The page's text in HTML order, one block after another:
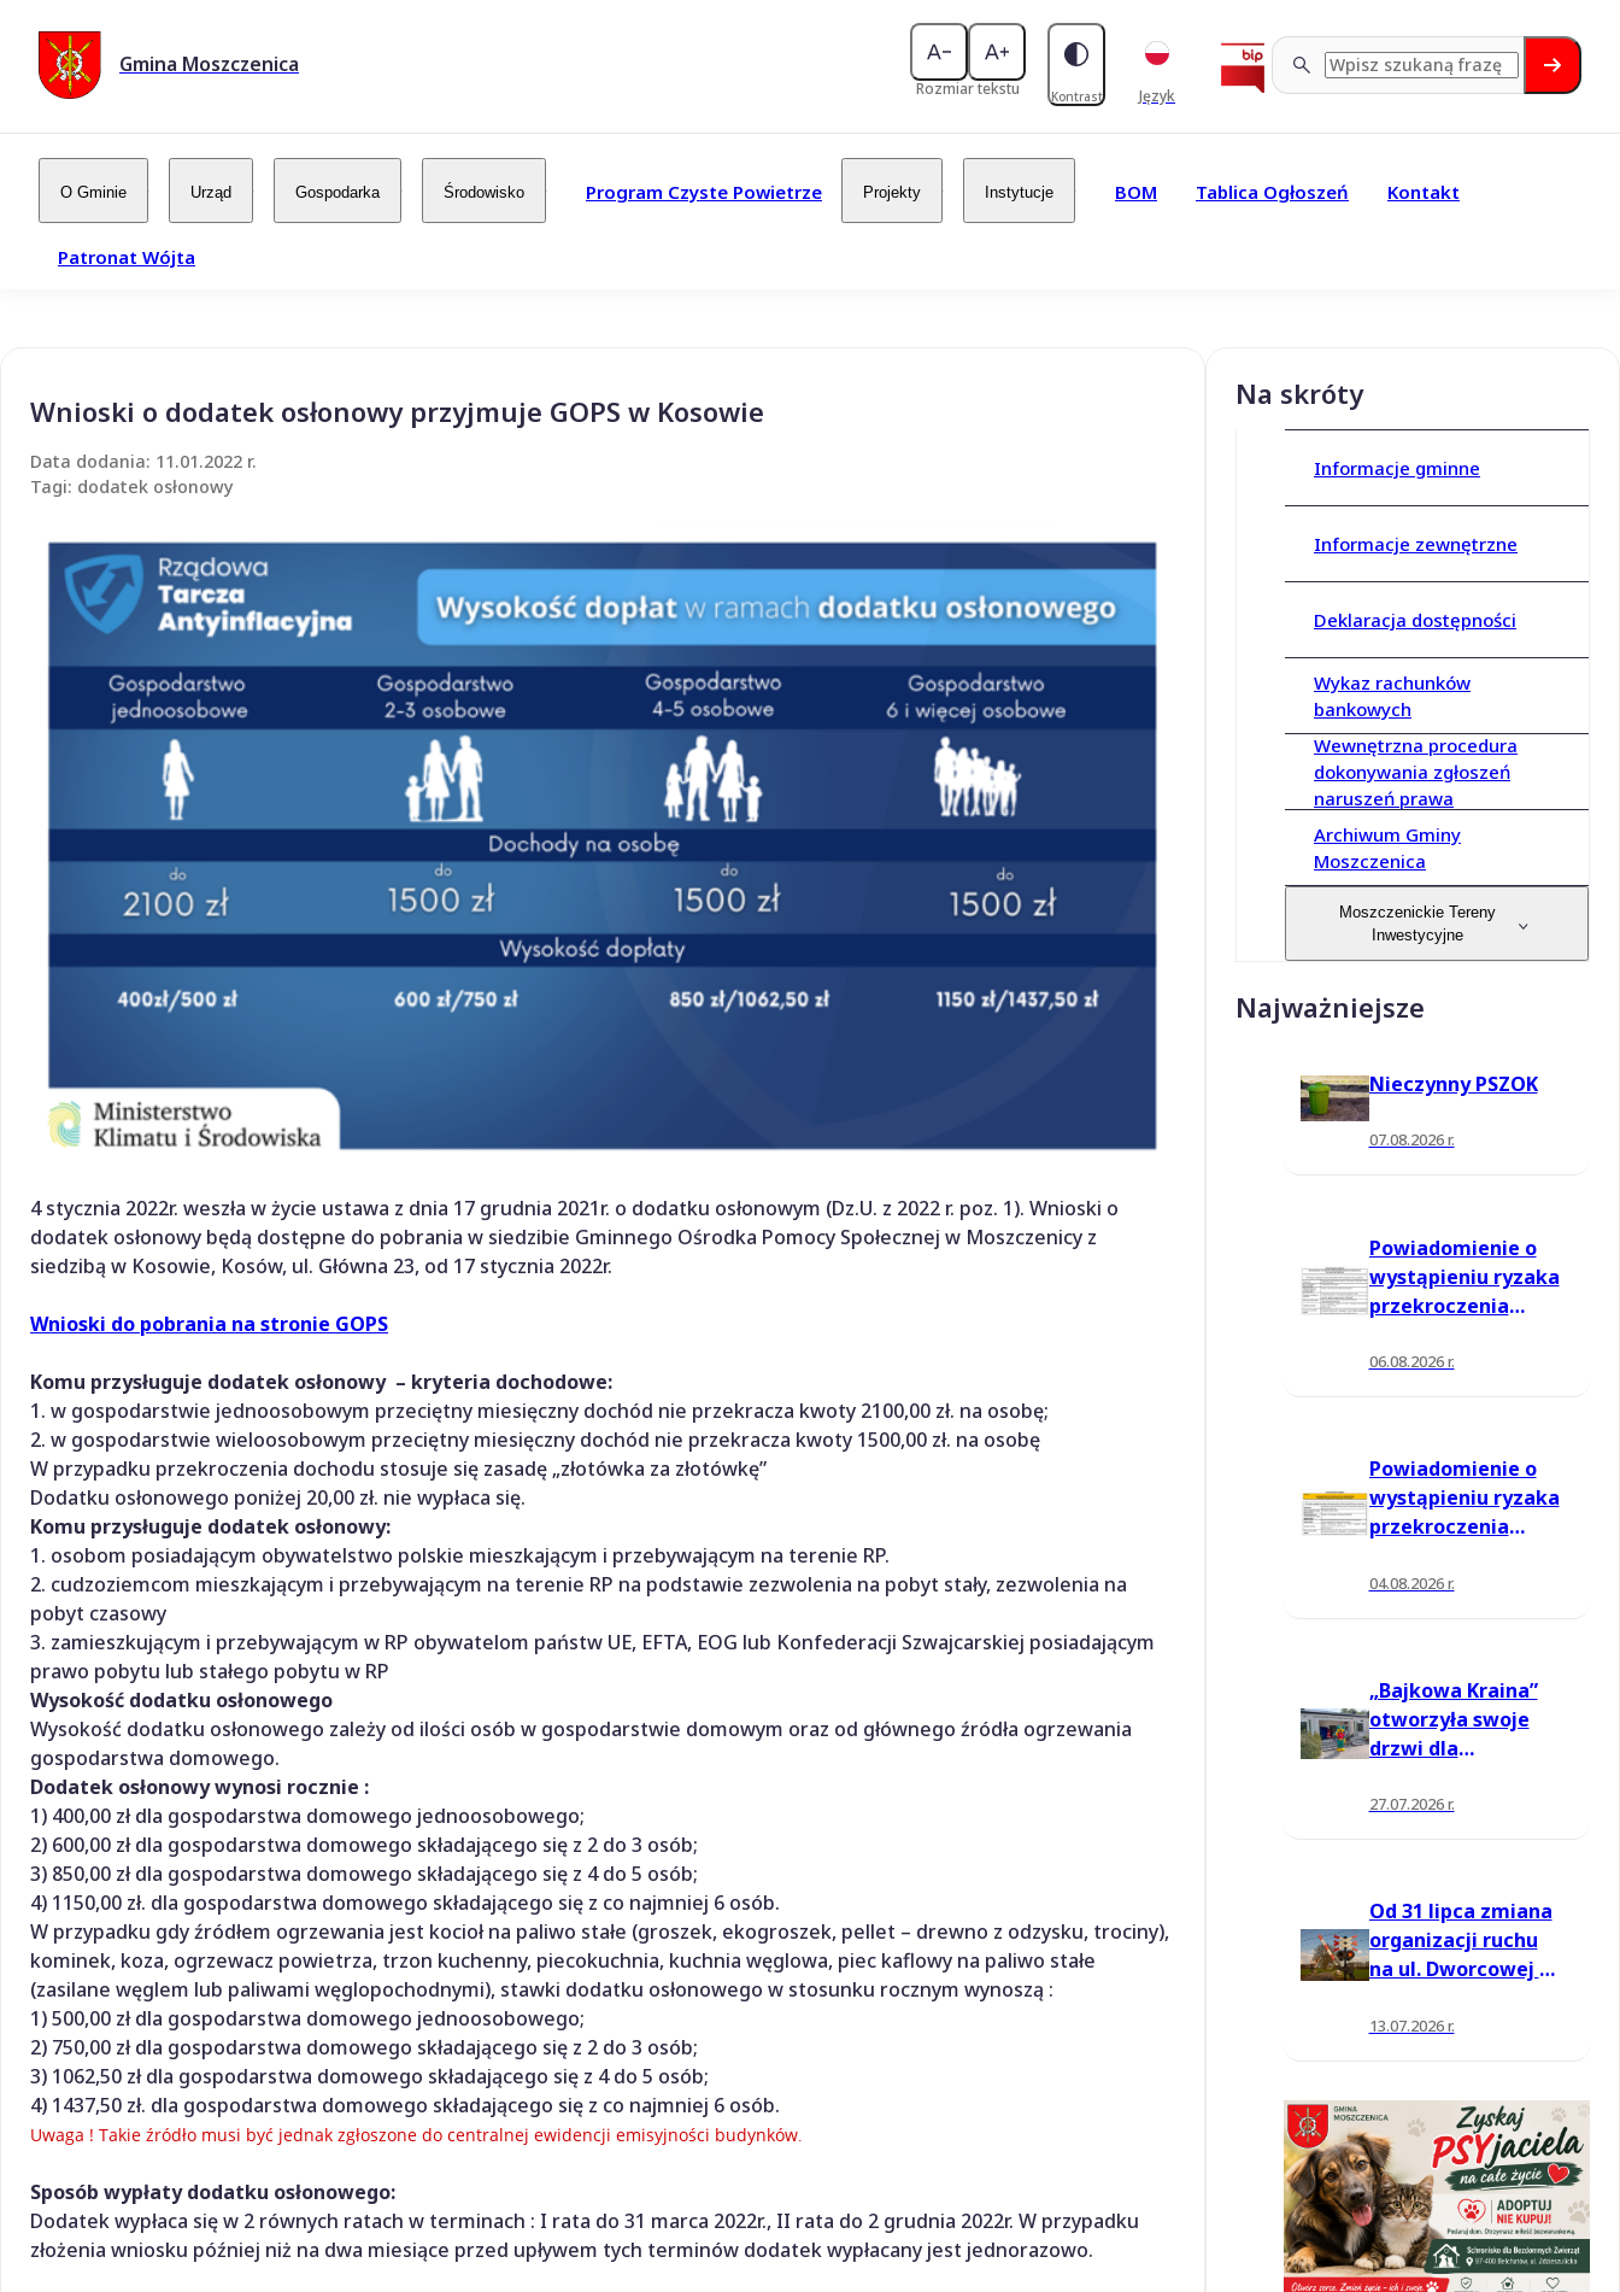
Gmina Moszczenica
Rozmiar tekstu Kontrast Język
O Gminie Urząd Gospodarka Środowisko Program Czyste Powietrze Projekty Instytucje BOM Tablica Ogłoszeń Kontakt
Patronat Wójta
Wnioski o dodatek osłonowy przyjmuje GOPS w Kosowie
Data dodania: 11.01.2022 r.
Tagi: dodatek osłonowy
4 stycznia 2022r. weszła w życie ustawa z dnia 17 grudnia 2021r. o dodatku osłonowym (Dz.U. z 2022 r. poz. 1). Wnioski o
dodatek osłonowy będą dostępne do pobrania w siedzibie Gminnego Ośrodka Pomocy Społecznej w Moszczenicy z
siedzibą w Kosowie, Kosów, ul. Główna 23, od 17 stycznia 2022r.
Wnioski do pobrania na stronie GOPS
Komu przysługuje dodatek osłonowy – kryteria dochodowe:
1. w gospodarstwie jednoosobowym przeciętny miesięczny dochód nie przekracza kwoty 2100,00 zł. na osobę;
2. w gospodarstwie wieloosobowym przeciętny miesięczny dochód nie przekracza kwoty 1500,00 zł. na osobę
W przypadku przekroczenia dochodu stosuje się zasadę „złotówka za złotówkę”
Dodatku osłonowego poniżej 20,00 zł. nie wypłaca się.
Komu przysługuje dodatek osłonowy:
1. osobom posiadającym obywatelstwo polskie mieszkającym i przebywającym na terenie RP.
2. cudzoziemcom mieszkającym i przebywającym na terenie RP na podstawie zezwolenia na pobyt stały, zezwolenia na
pobyt czasowy
3. zamieszkującym i przebywającym w RP obywatelom państw UE, EFTA, EOG lub Konfederacji Szwajcarskiej posiadającym
prawo pobytu lub stałego pobytu w RP
Wysokość dodatku osłonowego
Wysokość dodatku osłonowego zależy od ilości osób w gospodarstwie domowym oraz od głównego źródła ogrzewania
gospodarstwa domowego.
Dodatek osłonowy wynosi rocznie :
1) 400,00 zł dla gospodarstwa domowego jednoosobowego;
2) 600,00 zł dla gospodarstwa domowego składającego się z 2 do 3 osób;
3) 850,00 zł dla gospodarstwa domowego składającego się z 4 do 5 osób;
4) 1150,00 zł. dla gospodarstwa domowego składającego się z co najmniej 6 osób.
W przypadku gdy źródłem ogrzewania jest kocioł na paliwo stałe (groszek, ekogroszek, pellet – drewno z odzysku, trociny),
kominek, koza, ogrzewacz powietrza, trzon kuchenny, piecokuchnia, kuchnia węglowa, piec kaflowy na paliwo stałe
(zasilane węglem lub paliwami węglopochodnymi), stawki dodatku osłonowego w stosunku rocznym wynoszą :
1) 500,00 zł dla gospodarstwa domowego jednoosobowego;
2) 750,00 zł dla gospodarstwa domowego składającego się z 2 do 3 osób;
3) 1062,50 zł dla gospodarstwa domowego składającego się z 4 do 5 osób;
4) 1437,50 zł. dla gospodarstwa domowego składającego się z co najmniej 6 osób.
Uwaga ! Takie źródło musi być jednak zgłoszone do centralnej ewidencji emisyjności budynków
Sposób wypłaty dodatku osłonowego:
Dodatek wypłaca się w 2 równych ratach w terminach : I rata do 31 marca 2022r., II rata do 2 grudnia 2022r. W przypadku
złożenia wniosku później niż na dwa miesiące przed upływem tych terminów dodatek wypłacany jest jednorazowo.
Na skróty
Informacje gminne
Informacje zewnętrzne
Deklaracja dostępności
Wykaz rachunków
bankowych
Wewnętrzna procedura
dokonywania zgłoszeń
naruszeń prawa
Archiwum Gminy
Moszczenica
Moszczenickie Tereny
Inwestycyjne
Najważniejsze
Nieczynny PSZOK
07.08.2026 r.
Powiadomienie o
wystąpieniu ryzaka
przekroczenia
informowania dla
06.08.2026 r.
Powiadomienie o
wystąpieniu ryzaka
przekroczenia
informowania dla
04.08.2026 r.
„Bajkowa Kraina”
otworzyła swoje
drzwi dla
27.07.2026 r.
Od 31 lipca zmiana
organizacji ruchu
na ul. Dworcowej w
13.07.2026 r.